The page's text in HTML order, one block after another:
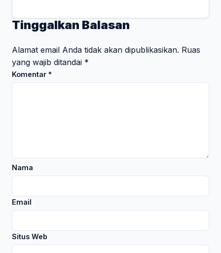
Tinggalkan Balasan
Alamat email Anda tidak akan dipublikasikan. Ruas
yang wajib ditandai *
Komentar *
Nama
Email
Situs Web